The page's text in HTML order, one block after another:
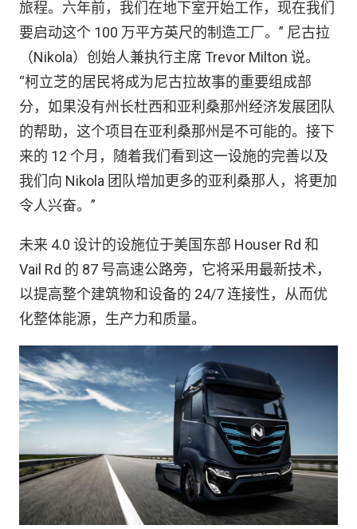
旅程。六年前，我们在地下室开始工作，现在我们
要启动这个 100 万平方英尺的制造工厂。” 尼古拉
（Nikola）创始人兼执行主席 Trevor Milton 说。
“柯立芝的居民将成为尼古拉故事的重要组成部
分，如果没有州长杜西和亚利桑那州经济发展团队
的帮助，这个项目在亚利桑那州是不可能的。接下
来的 12 个月，随着我们看到这一设施的完善以及
我们向 Nikola 团队增加更多的亚利桑那人，将更加
令人兴奋。”
未来 4.0 设计的设施位于美国东部 Houser Rd 和
Vail Rd 的 87 号高速公路旁，它将采用最新技术，
以提高整个建筑物和设备的 24/7 连接性，从而优
化整体能源，生产力和质量。